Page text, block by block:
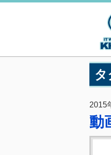
タ
2015
動